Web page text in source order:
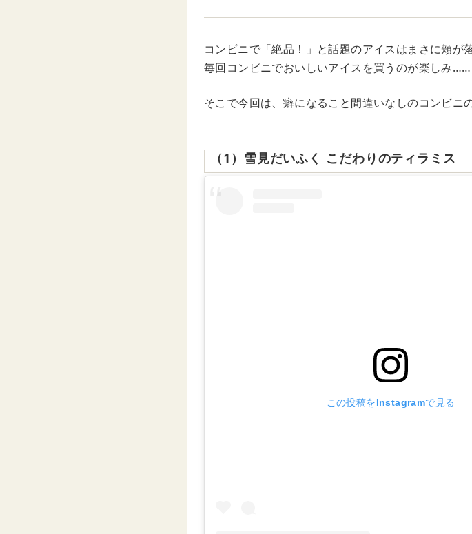
コンビニで「絶品！」と話題のアイスはまさに頬が
毎回コンビニでおいしいアイスを買うのが楽しみ
そこで今回は、癖になること間違いなしのコンビニ
（1）雪見だいふく こだわりのティラミス
この投稿をInstagramで見る